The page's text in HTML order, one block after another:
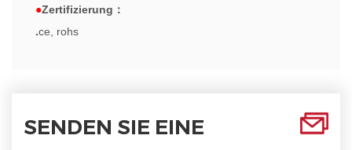
●Zertifizierung ：
.ce, rohs
SENDEN SIE EINE